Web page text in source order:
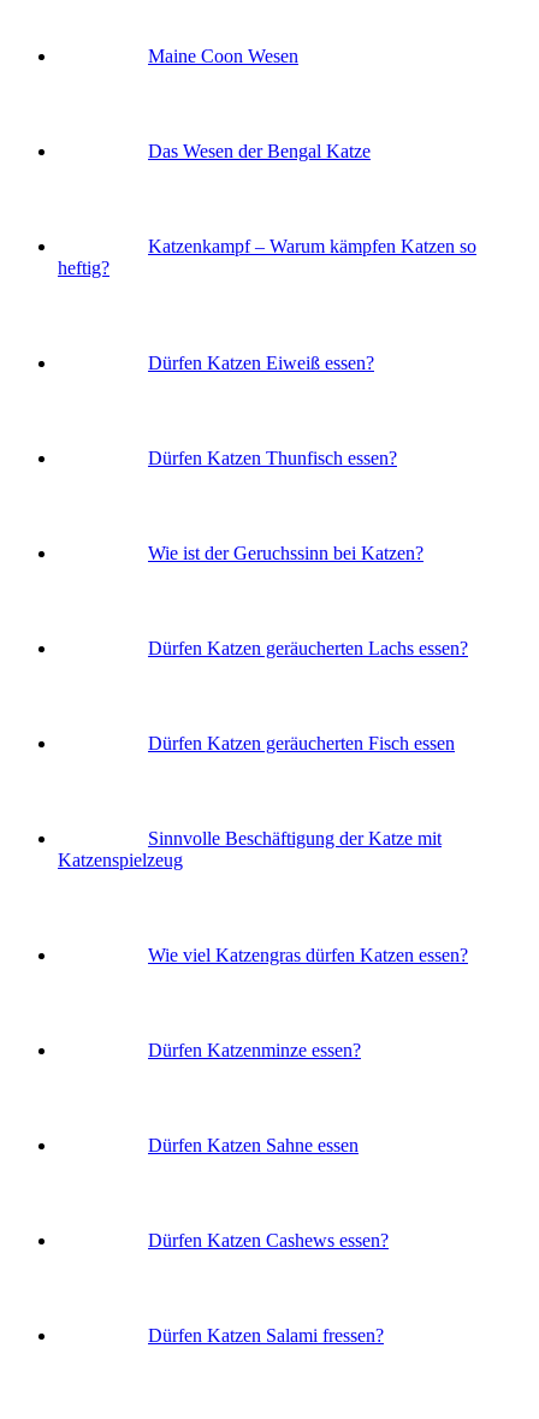
Maine Coon Wesen
Das Wesen der Bengal Katze
Katzenkampf – Warum kämpfen Katzen so
heftig?
Dürfen Katzen Eiweiß essen?
Dürfen Katzen Thunfisch essen?
Wie ist der Geruchssinn bei Katzen?
Dürfen Katzen geräucherten Lachs essen?
Dürfen Katzen geräucherten Fisch essen
Sinnvolle Beschäftigung der Katze mit
Katzenspielzeug
Wie viel Katzengras dürfen Katzen essen?
Dürfen Katzenminze essen?
Dürfen Katzen Sahne essen
Dürfen Katzen Cashews essen?
Dürfen Katzen Salami fressen?